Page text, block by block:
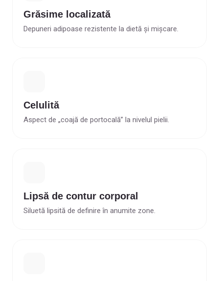
Grăsime localizată
Depuneri adipoase rezistente la dietă și mișcare.
Celulită
Aspect de „coajă de portocală” la nivelul pielii.
Lipsă de contur corporal
Siluetă lipsită de definire în anumite zone.